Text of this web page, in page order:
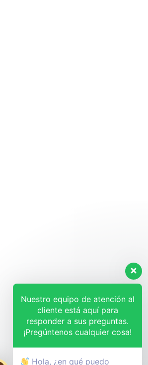
Nuestro equipo de atención al
cliente está aquí para
responder a sus preguntas.
¡Pregúntenos cualquier cosa!
Hola, ¿en qué puedo